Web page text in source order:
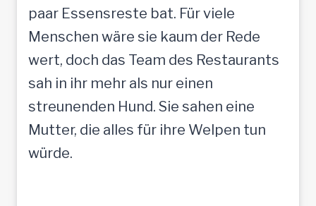
paar Essensreste bat. Für viele
Menschen wäre sie kaum der Rede
wert, doch das Team des Restaurants
sah in ihr mehr als nur einen
streunenden Hund. Sie sahen eine
Mutter, die alles für ihre Welpen tun
würde.